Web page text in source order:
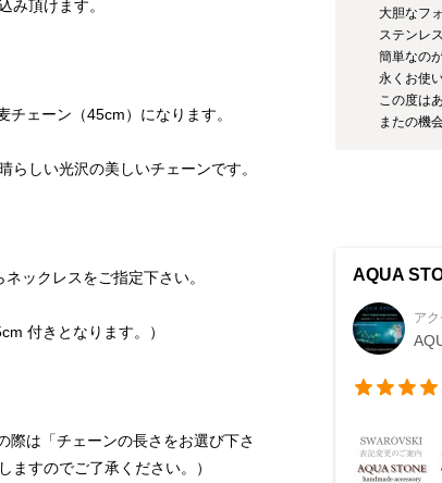
は「チェーンの長さをお選び下さ
大胆なフ
ステンレ
簡単なの
永くお使
この度は
またの機
AQUA
ア